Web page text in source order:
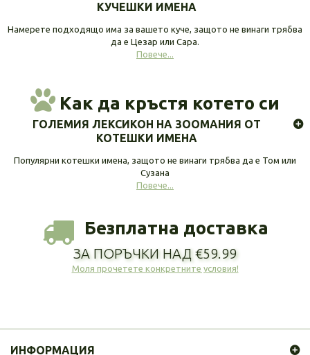
КУЧЕШКИ ИМЕНА
Намерете подходящо има за вашето куче, защото не винаги трябва
да е Цезар или Сара.
Повече...
Как да кръстя котето си
ГОЛЕМИЯ ЛЕКСИКОН НА ЗООМАНИЯ ОТ
КОТЕШКИ ИМЕНА
Популярни котешки имена, защото не винаги трябва да е Том или
Сузана
Повече...
Безплатна доставка
ЗА ПОРЪЧКИ НАД €59.99
Моля прочетете конкретните условия!
ИНФОРМАЦИЯ